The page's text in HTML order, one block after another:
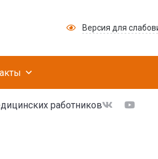
научно-
Версия для
работников